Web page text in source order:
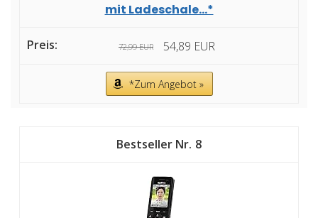
mit Ladeschale...*
72,99 EUR 54,89 EUR
*Zum Angebot »
8